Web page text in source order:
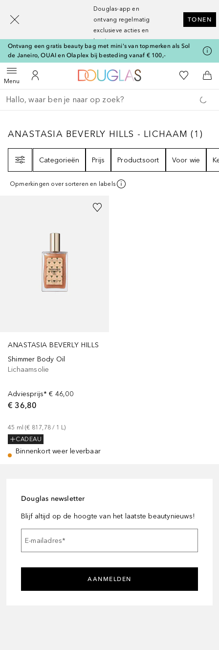
Douglas-app en
ontvang regelmatig
exclusieve acties en
kortingen
TONEN
Ontvang een gratis beauty bag met mini's van topmerken als Sol
de Janeiro, OUAI en Olaplex bij besteding vanaf € 100,-
MenuOpen menuNaar Mijn Account
Naar Douglas Home
Naar Mijn
Ga terug
Zoekopdracht uitvoeren
ANASTASIA BEVERLY HILLS - LICHAAM 1
ANASTASIA BEVERLY HILLS - LICHAAM (1 )
Categorieën
Prijs Productsoort Voor wie
Opmerkingen over sorteren en labels
ANASTASIA BEVERLY HILLS
Shimmer Body Oil
Lichaamsolie
Adviesprijs* € 46,00
€ 36,80
45 ml (€ 817,78 / 1 L)
CADEAU
Binnenkort weer leverbaar
Douglas newsletter
Blijf altijd op de hoogte van het laatste beautynieuws!
E-mailadres*
AANMELDEN
[navigation.slideout.screenreader]